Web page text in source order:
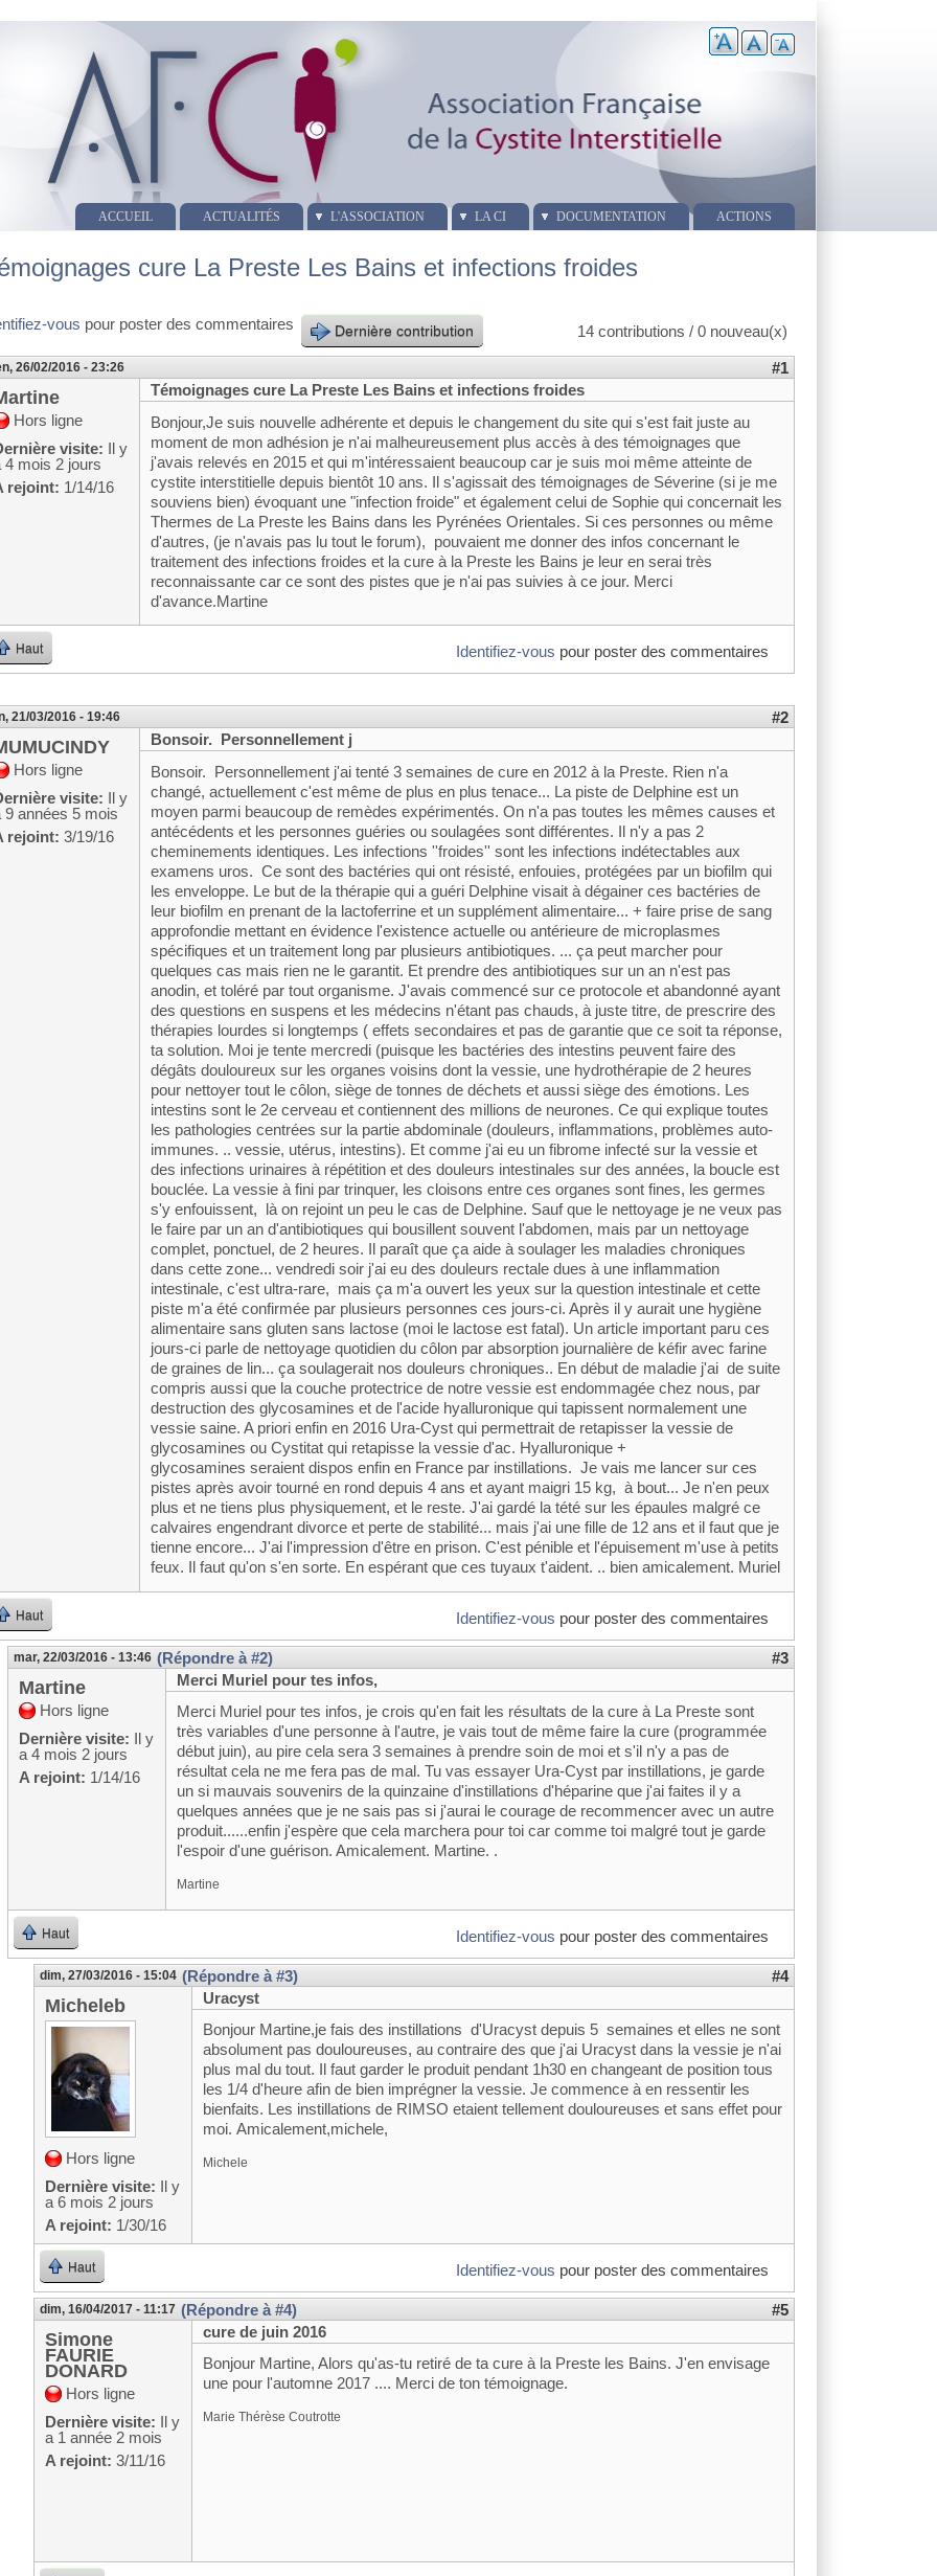
ACCUEIL ACTUALITÉS L'ASSOCIATION LA CI DOCUMENTATION ACTIONS
cure La Preste Les Bains et infections froides
14 contributions / 0 nouveau(x)
vous pour poster des commentaires Dernière contribution
26/02/2016 - 23:26 #1
Hors ligne
visite: Il y
4 mois 2 jours
rejoint: 1/14/16
Témoignages cure La Preste Les Bains et infections froides
Bonjour,Je suis nouvelle adhérente et depuis le changement du site qui s'est fait juste au
moment de mon adhésion je n'ai malheureusement plus accès à des témoignages que
j'avais relevés en 2015 et qui m'intéressaient beaucoup car je suis moi même atteinte de
cystite interstitielle depuis bientôt 10 ans. Il s'agissait des témoignages de Séverine (si je me
souviens bien) évoquant une "infection froide" et également celui de Sophie qui concernait les
Thermes de La Preste les Bains dans les Pyrénées Orientales. Si ces personnes ou même
d'autres, (je n'avais pas lu tout le forum), pouvaient me donner des infos concernant le
traitement des infections froides et la cure à la Preste les Bains je leur en serai très
reconnaissante car ce sont des pistes que je n'ai pas suivies à ce jour. Merci
d'avance.Martine
Haut Identifiez-vous pour poster des commentaires
21/03/2016 - 19:46 #2
Hors ligne
visite: Il y
9 années 5 mois
rejoint: 3/19/16
Bonsoir. Personnellement j
Bonsoir. Personnellement j'ai tenté 3 semaines de cure en 2012 à la Preste. Rien n'a
changé, actuellement c'est même de plus en plus tenace... La piste de Delphine est un
moyen parmi beaucoup de remèdes expérimentés. On n'a pas toutes les mêmes causes et
antécédents et les personnes guéries ou soulagées sont différentes. Il n'y a pas 2
cheminements identiques. Les infections ''froides'' sont les infections indétectables aux
examens uros. Ce sont des bactéries qui ont résisté, enfouies, protégées par un biofilm qui
les enveloppe. Le but de la thérapie qui a guéri Delphine visait à dégainer ces bactéries de
leur biofilm en prenant de la lactoferrine et un supplément alimentaire... + faire prise de sang
approfondie mettant en évidence l'existence actuelle ou antérieure de microplasmes
spécifiques et un traitement long par plusieurs antibiotiques. ... ça peut marcher pour
quelques cas mais rien ne le garantit. Et prendre des antibiotiques sur un an n'est pas
anodin, et toléré par tout organisme. J'avais commencé sur ce protocole et abandonné ayant
des questions en suspens et les médecins n'étant pas chauds, à juste titre, de prescrire des
thérapies lourdes si longtemps ( effets secondaires et pas de garantie que ce soit ta réponse,
ta solution. Moi je tente mercredi (puisque les bactéries des intestins peuvent faire des
dégâts douloureux sur les organes voisins dont la vessie, une hydrothérapie de 2 heures
pour nettoyer tout le côlon, siège de tonnes de déchets et aussi siège des émotions. Les
intestins sont le 2e cerveau et contiennent des millions de neurones. Ce qui explique toutes
les pathologies centrées sur la partie abdominale (douleurs, inflammations, problèmes auto-
immunes. .. vessie, utérus, intestins). Et comme j'ai eu un fibrome infecté sur la vessie et
des infections urinaires à répétition et des douleurs intestinales sur des années, la boucle est
bouclée. La vessie à fini par trinquer, les cloisons entre ces organes sont fines, les germes
s'y enfouissent, là on rejoint un peu le cas de Delphine. Sauf que le nettoyage je ne veux pas
le faire par un an d'antibiotiques qui bousillent souvent l'abdomen, mais par un nettoyage
complet, ponctuel, de 2 heures. Il paraît que ça aide à soulager les maladies chroniques
dans cette zone... vendredi soir j'ai eu des douleurs rectale dues à une inflammation
intestinale, c'est ultra-rare, mais ça m'a ouvert les yeux sur la question intestinale et cette
piste m'a été confirmée par plusieurs personnes ces jours-ci. Après il y aurait une hygiène
alimentaire sans gluten sans lactose (moi le lactose est fatal). Un article important paru ces
jours-ci parle de nettoyage quotidien du côlon par absorption journalière de kéfir avec farine
de graines de lin... ça soulagerait nos douleurs chroniques.. En début de maladie j'ai de suite
compris aussi que la couche protectrice de notre vessie est endommagée chez nous, par
destruction des glycosamines et de l'acide hyalluronique qui tapissent normalement une
vessie saine. A priori enfin en 2016 Ura-Cyst qui permettrait de retapisser la vessie de
glycosamines ou Cystitat qui retapisse la vessie d'ac. Hyalluronique +
glycosamines seraient dispos enfin en France par instillations. Je vais me lancer sur ces
pistes après avoir tourné en rond depuis 4 ans et ayant maigri 15 kg, à bout... Je n'en peux
plus et ne tiens plus physiquement, et le reste. J'ai gardé la tété sur les épaules malgré ce
calvaires engendrant divorce et perte de stabilité... mais j'ai une fille de 12 ans et il faut que je
tienne encore... J'ai l'impression d'être en prison. C'est pénible et l'épuisement m'use à petits
feux. Il faut qu'on s'en sorte. En espérant que ces tuyaux t'aident. .. bien amicalement. Muriel
Haut Identifiez-vous pour poster des commentaires
mar, 22/03/2016 - 13:46 (Répondre à #2) #3
Martine
Hors ligne
Dernière visite: Il y
a 4 mois 2 jours
A rejoint: 1/14/16
Merci Muriel pour tes infos,
Merci Muriel pour tes infos, je crois qu'en fait les résultats de la cure à La Preste sont
très variables d'une personne à l'autre, je vais tout de même faire la cure (programmée
début juin), au pire cela sera 3 semaines à prendre soin de moi et s'il n'y a pas de
résultat cela ne me fera pas de mal. Tu vas essayer Ura-Cyst par instillations, je garde
un si mauvais souvenirs de la quinzaine d'instillations d'héparine que j'ai faites il y a
quelques années que je ne sais pas si j'aurai le courage de recommencer avec un autre
produit......enfin j'espère que cela marchera pour toi car comme toi malgré tout je garde
l'espoir d'une guérison. Amicalement. Martine. .
Martine
Haut Identifiez-vous pour poster des commentaires
dim, 27/03/2016 - 15:04 (Répondre à #3) #4
Micheleb
Hors ligne
Dernière visite: Il y
a 6 mois 2 jours
A rejoint: 1/30/16
Uracyst
Bonjour Martine,je fais des instillations d'Uracyst depuis 5 semaines et elles ne sont
absolument pas douloureuses, au contraire des que j'ai Uracyst dans la vessie je n'ai
plus mal du tout. Il faut garder le produit pendant 1h30 en changeant de position tous
les 1/4 d'heure afin de bien imprégner la vessie. Je commence à en ressentir les
bienfaits. Les instillations de RIMSO etaient tellement douloureuses et sans effet pour
moi. Amicalement,michele,
Michele
Haut Identifiez-vous pour poster des commentaires
dim, 16/04/2017 - 11:17 (Répondre à #4) #5
Simone
FAURIE
DONARD
Hors ligne
Dernière visite: Il y
a 1 année 2 mois
A rejoint: 3/11/16
cure de juin 2016
Bonjour Martine, Alors qu'as-tu retiré de ta cure à la Preste les Bains. J'en envisage
une pour l'automne 2017 .... Merci de ton témoignage.
Marie Thérèse Coutrotte